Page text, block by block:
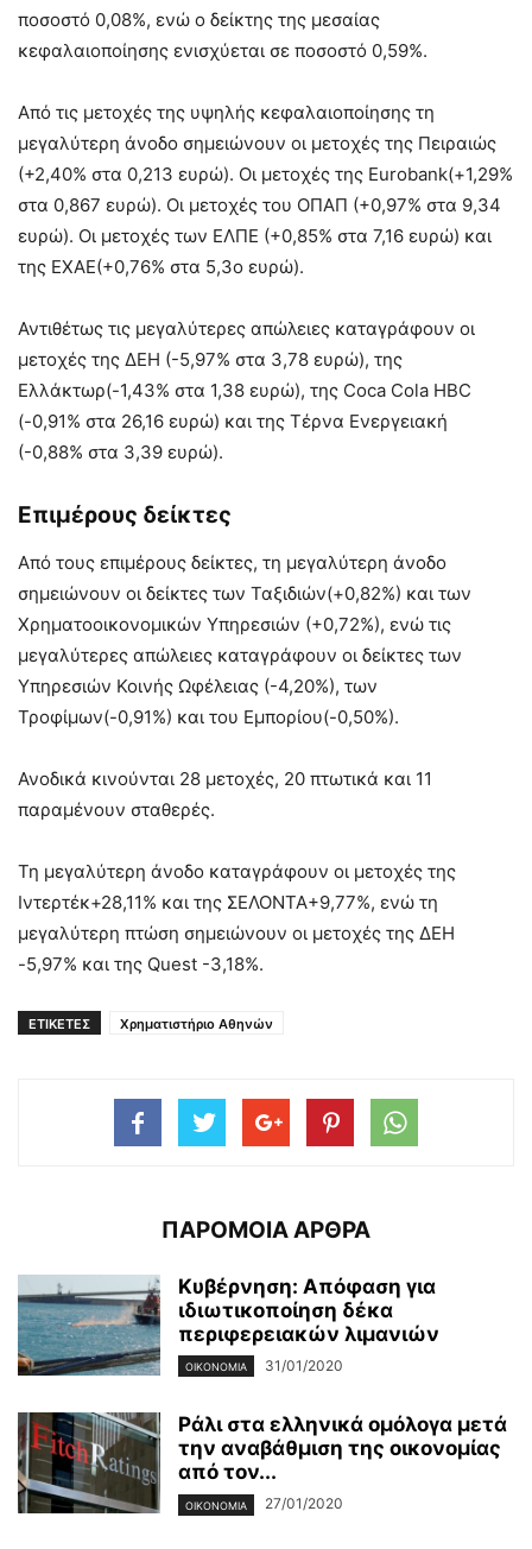
ποσοστό 0,08%, ενώ ο δείκτης της μεσαίας
κεφαλαιοποίησης ενισχύεται σε ποσοστό 0,59%.
Από τις μετοχές της υψηλής κεφαλαιοποίησης τη
μεγαλύτερη άνοδο σημειώνουν οι μετοχές της Πειραιώς
(+2,40% στα 0,213 ευρώ). Οι μετοχές της Eurobank(+1,29%
στα 0,867 ευρώ). Οι μετοχές του ΟΠΑΠ (+0,97% στα 9,34
ευρώ). Οι μετοχές των ΕΛΠΕ (+0,85% στα 7,16 ευρώ) και
της ΕΧΑΕ(+0,76% στα 5,3ο ευρώ).
Αντιθέτως τις μεγαλύτερες απώλειες καταγράφουν οι
μετοχές της ΔΕΗ (-5,97% στα 3,78 ευρώ), της
Ελλάκτωρ(-1,43% στα 1,38 ευρώ), της Coca Cola HBC
(-0,91% στα 26,16 ευρώ) και της Τέρνα Ενεργειακή
(-0,88% στα 3,39 ευρώ).
Επιμέρους δείκτες
Από τους επιμέρους δείκτες, τη μεγαλύτερη άνοδο
σημειώνουν οι δείκτες των Ταξιδιών(+0,82%) και των
Χρηματοοικονομικών Υπηρεσιών (+0,72%), ενώ τις
μεγαλύτερες απώλειες καταγράφουν οι δείκτες των
Υπηρεσιών Κοινής Ωφέλειας (-4,20%), των
Τροφίμων(-0,91%) και του Εμπορίου(-0,50%).
Ανοδικά κινούνται 28 μετοχές, 20 πτωτικά και 11
παραμένουν σταθερές.
Τη μεγαλύτερη άνοδο καταγράφουν οι μετοχές της
Ιντερτέκ+28,11% και της ΣΕΛΟΝΤΑ+9,77%, ενώ τη
μεγαλύτερη πτώση σημειώνουν οι μετοχές της ΔΕΗ
-5,97% και της Quest -3,18%.
ΕΤΙΚΕΤΕΣ Χρηματιστήριο Αθηνών
ΠΑΡΟΜΟΙΑ ΑΡΘΡΑ
Κυβέρνηση: Απόφαση για
ιδιωτικοποίηση δέκα
περιφερειακών λιμανιών
ΟΙΚΟΝΟΜΊΑ 31/01/2020
Ράλι στα ελληνικά ομόλογα μετά
την αναβάθμιση της οικονομίας
από τον...
ΟΙΚΟΝΟΜΊΑ 27/01/2020